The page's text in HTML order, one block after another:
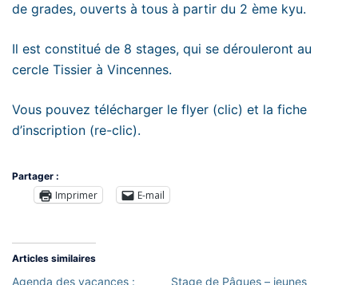
de grades, ouverts à tous à partir du 2 ème kyu.
Il est constitué de 8 stages, qui se dérouleront au
cercle Tissier à Vincennes.
Vous pouvez télécharger le flyer (clic) et la fiche
d’inscription (re-clic).
Partager :
Imprimer E-mail
Articles similaires
Agenda des vacances :
Stage de Pâques – jeunes